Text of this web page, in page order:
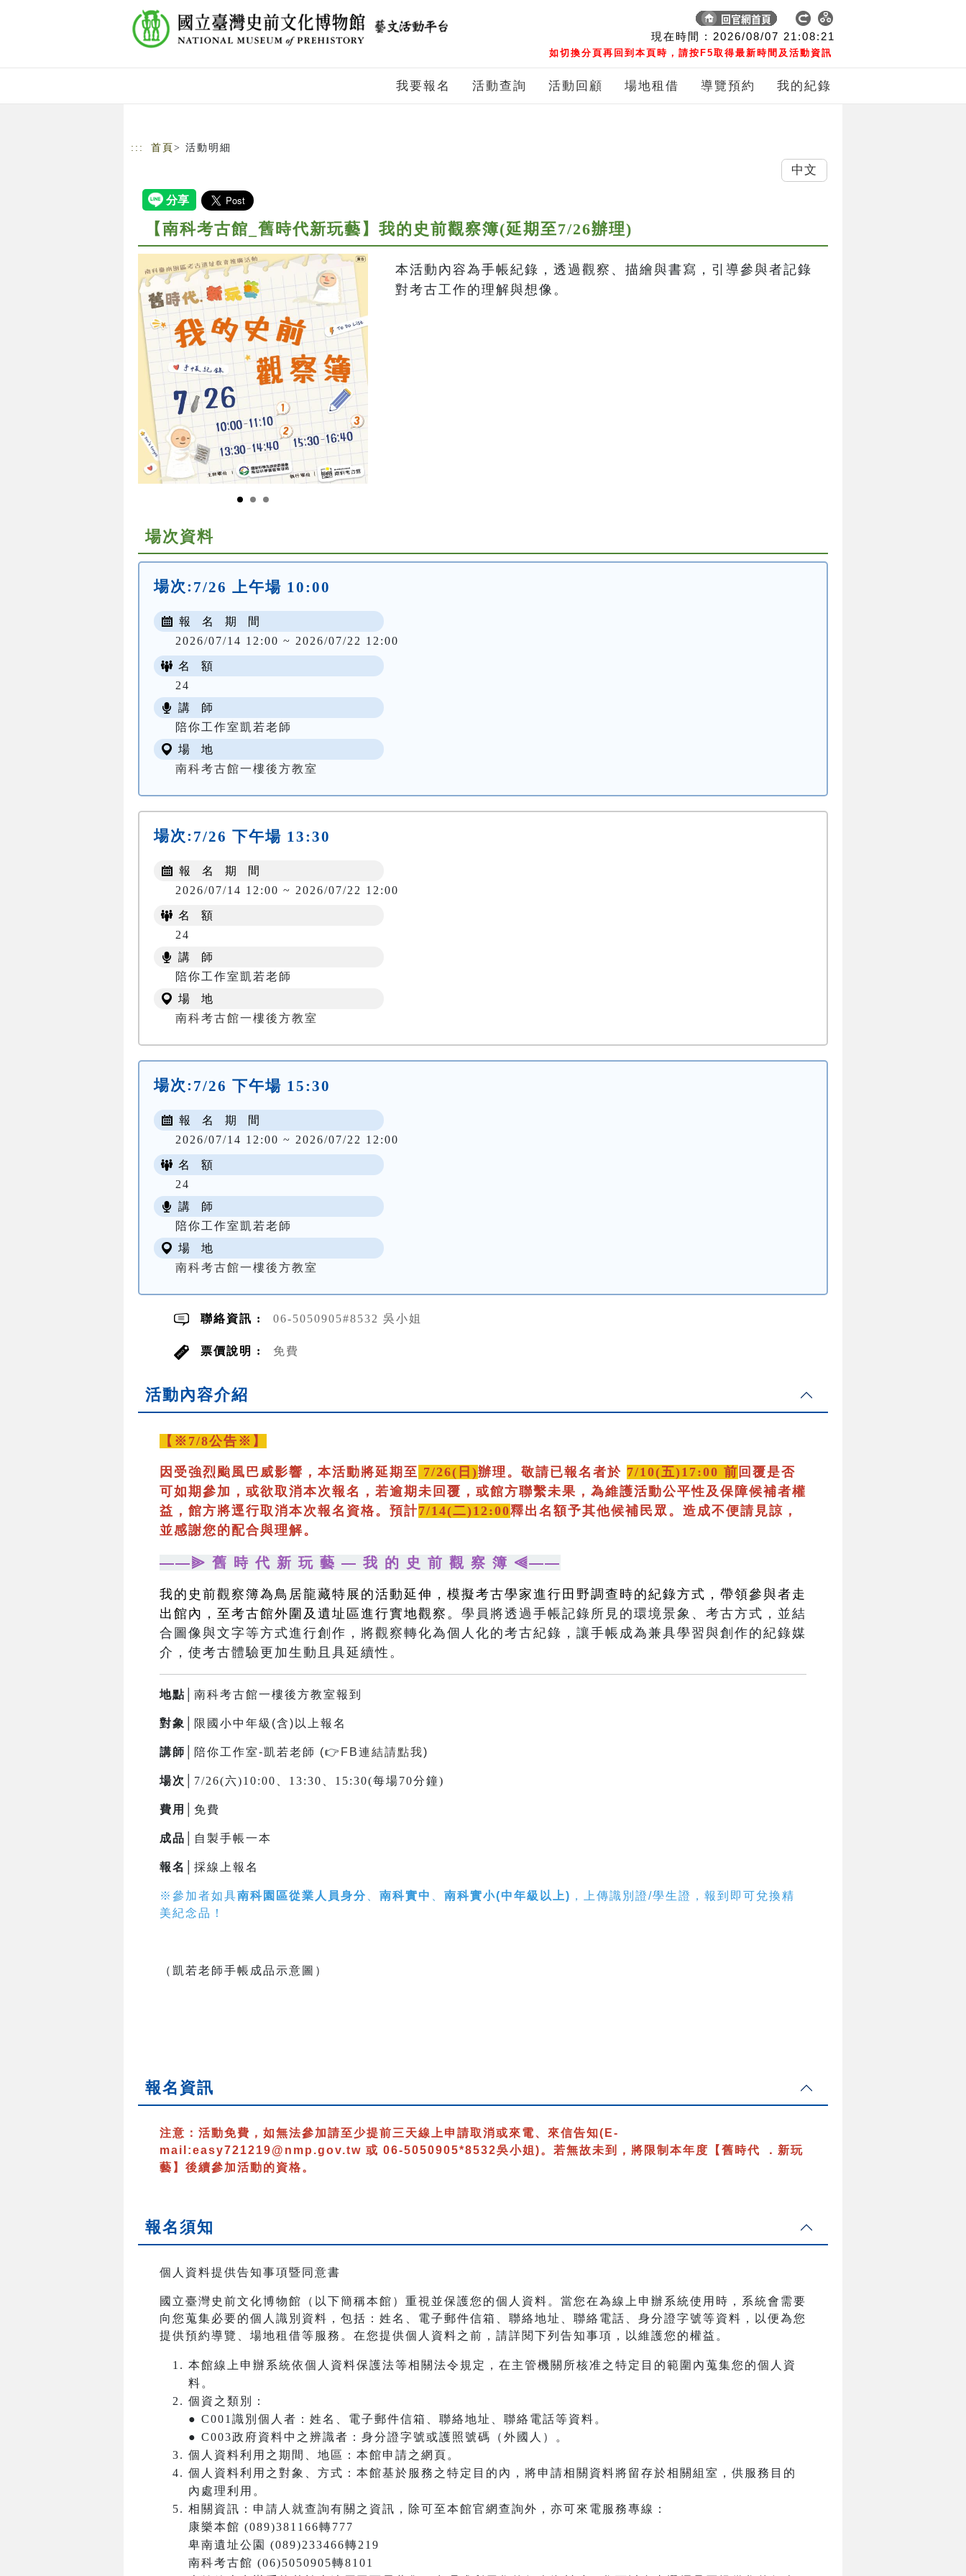
現在時間 : 2026/08/07 21:08:22
如切換分頁再回到本頁時，請按F5取得最新時間及活動資訊
我要報名 活動查詢 活動回顧 場地租借 導覽預約 我的紀錄
::: 首頁 > 活動明細
【南科考古館_舊時代新玩藝】我的史前觀察簿(延期至7/26辦理)
本活動內容為手帳紀錄，透過觀察、描繪與書寫，引導參與者記錄
對考古工作的理解與想像。
場次資料
場次: 7/26 上午場 10:00
報 名 期 間
2026/07/14 12:00 ~ 2026/07/22 12:00
名 額
24
講 師
陪你工作室凱若老師
場 地
南科考古館一樓後方教室
場次: 7/26 下午場 13:30
報 名 期 間
2026/07/14 12:00 ~ 2026/07/22 12:00
名 額
24
講 師
陪你工作室凱若老師
場 地
南科考古館一樓後方教室
場次: 7/26 下午場 15:30
報 名 期 間
2026/07/14 12:00 ~ 2026/07/22 12:00
名 額
24
講 師
陪你工作室凱若老師
場 地
南科考古館一樓後方教室
聯絡資訊 : 06-5050905#8532 吳小姐
票價說明 : 免費
活動內容介紹
【※7/8公告※】
因受強烈颱風巴威影響，本活動將延期至 7/26(日)辦理。敬請已報名者於 7/10(五)17:00 前 回覆是否
可如期參加，或欲取消本次報名，若逾期未回覆，或館方聯繫未果，為維護活動公平性及保障候補者權
益，館方將逕行取消本次報名資格。預計7/14(二)12:00釋出名額予其他候補民眾。造成不便請見諒，
並感謝您的配合與理解。
——⫸ 舊 時 代 新 玩 藝 — 我 的 史 前 觀 察 簿 ⫷——
我的史前觀察簿為鳥居龍藏特展的活動延伸，模擬考古學家進行田野調查時的紀錄方式，帶領參與者走
出館內，至考古館外圍及遺址區進行實地觀察。 學員將透過手帳記錄所見的環境景象、考古方式，並結
合圖像與文字等方式進行創作，將觀察轉化為個人化的考古紀錄，讓手帳成為兼具學習與創作的紀錄媒
介，使考古體驗更加生動且具延續性。
地點│ 南科考古館一樓後方教室報到
對象│ 限國小中年級(含)以上報名
講師│ 陪你工作室-凱若老師 (👉 FB連結請點我)
場次│ 7/26(六)10:00、13:30、15:30(每場70分鐘)
費用│ 免費
成品│ 自製手帳一本
報名│ 採線上報名
※參加者如具南科園區從業人員身分 南科實中 南科實小(中年級以上) ，上傳識別證/學生證，報到即可兌換精
美紀念品！
（凱若老師手帳成品示意圖）
報名資訊
注意： 活動免費，如無法參加請至少提前三天線上申請取消或來電、來信告知(E-
mail:easy721219@nmp.gov.tw 或 06-5050905*8532吳小姐)。若無故未到，將限制本年度【舊時代 ．新玩
藝】後續參加活動的資格。
報名須知
個人資料提供告知事項暨同意書
國立臺灣史前文化博物館（以下簡稱本館）重視並保護您的個人資料。當您在為線上申辦系統使用時，系統會需要
向您蒐集必要的個人識別資料，包括：姓名、電子郵件信箱、聯絡地址、聯絡電話、身分證字號等資料，以便為您
提供預約導覽、場地租借等服務。在您提供個人資料之前，請詳閱下列告知事項，以維護您的權益。
本館線上申辦系統依個人資料保護法等相關法令規定，在主管機關所核准之特定目的範圍內蒐集您的個人資
料。
個資之類別：
● C001識別個人者：姓名、電子郵件信箱、聯絡地址、聯絡電話等資料。
● C003政府資料中之辨識者：身分證字號或護照號碼（外國人）。
個人資料利用之期間、地區：本館申請之網頁。
個人資料利用之對象、方式：本館基於服務之特定目的內，將申請相關資料將留存於相關組室，供服務目的
內處理利用。
相關資訊：申請人就查詢有關之資訊，除可至本館官網查詢外，亦可來電服務專線：
康樂本館 (089)381166轉777
卑南遺址公園 (089)233466轉219
南科考古館 (06)5050905轉8101